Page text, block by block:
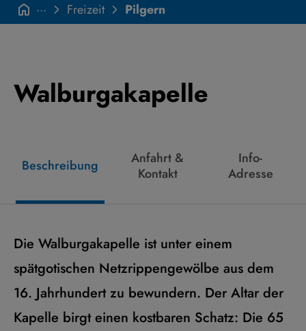
Pilgern
Freizeit
···
Walburgakapelle
Beschreibung
Anfahrt &
Kontakt
Info-
Adresse
Die Walburgakapelle ist unter einem
spätgotischen Netzrippengewölbe aus dem
16. Jahrhundert zu bewundern. Der Altar der
Kapelle birgt einen kostbaren Schatz: Die 65